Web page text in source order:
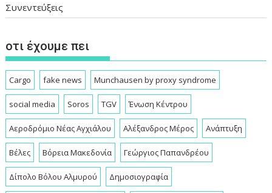
Συνεντεύξεις
οτι έχουμε πει
Cargo fake news Munchausen by proxy syndrome
social media Soros TGV Ένωση Κέντρου
Αεροδρόμιο Νέας Αγχιάλου Αλέξανδρος Μέρος Ανάπτυξη
Βέλες Βόρεια Μακεδονία Γεώργιος Παπανδρέου
Δίπολο Βόλου Αλμυρού Δημοσιογραφία